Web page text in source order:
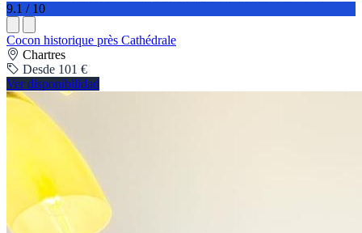
9.1 / 10
Cocon historique près Cathédrale
Chartres
Desde 101 €
Ver disponibilidad